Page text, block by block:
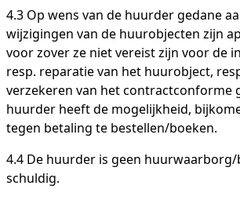
4.3 Op wens van de huurder gedane
wijzigingen van de huurobjecten zijn
voor zover ze niet vereist zijn voor de
resp. reparatie van het huurobject,
verzekeren van het contractconforme
huurder heeft de mogelijkheid,
tegen betaling te bestellen/boeken.
4.4 De huurder is geen
schuldig.